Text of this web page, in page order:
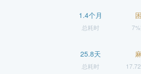
1.4个月
总耗时
25.8天
总耗时